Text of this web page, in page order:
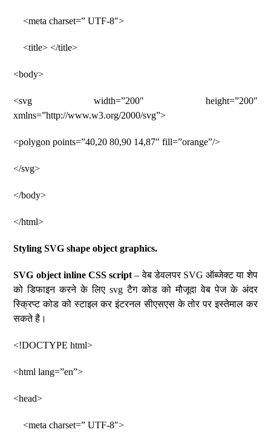
<meta charset=” UTF-8″>
<title> </title>
<body>
<svg width=”200″ height=”200″
xmlns=”http://www.w3.org/2000/svg”>
<polygon points=”40,20 80,90 14,87″ fill=”orange”/>
</svg>
</body>
</html>
Styling SVG shape object graphics.
SVG object inline CSS script – वेब डेवलपर SVG ऑब्जेक्ट या शेप
को डिफाइन करने के लिए svg टैग कोड को मौजूदा वेब पेज के अंदर
स्क्रिप्ट कोड को स्टाइल कर इंटरनल सीएसएस के तोर पर इस्तेमाल कर
सकते है।
<!DOCTYPE html>
<html lang=”en”>
<head>
<meta charset=” UTF-8″>